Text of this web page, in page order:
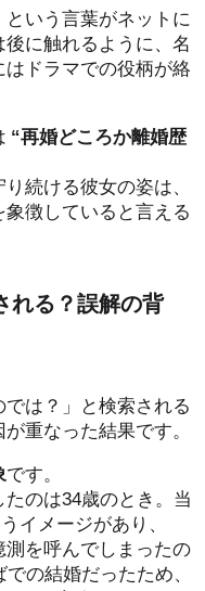
いう言葉がネットに
に触れるように、名
ドラマでの役柄が絡
“再婚どころか離婚歴
続ける彼女の姿は、
徴していると言える
れる？誤解の背
は？」と検索される
重なった結果です。
です。
のは34歳のとき。当
イメージがあり、
測を呼んでしまったの
の結婚だったため、